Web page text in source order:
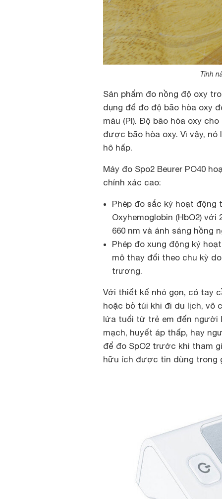
Tính
Sản phẩm đo nồng độ oxy
dụng để đo độ bão hòa oxy
máu (PI). Độ bão hòa oxy
được bão hòa oxy. Vì vậy,
hô hấp.
Máy đo Spo2 Beurer PO40
chính xác cao:
Phép đo sắc ký hoạt động
Oxyhemoglobin (HbO2)
660 nm và ánh sáng hồng
Phép đo xung động ký
mô thay đổi theo chu kỳ
trương.
Với thiết kế nhỏ gọn, có tay
hoặc bỏ túi khi đi du lịch, vô
lứa tuổi từ trẻ em đến người
mạch, huyết áp thấp, hay
để đo SpO2 trước khi tham
hữu ích được tin dùng trong